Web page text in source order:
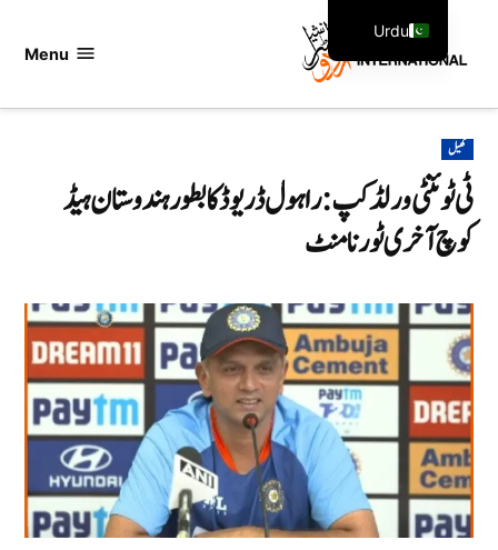
Menu
POSTED
IN
کھیل
ٹی ٹوئنٹی ورلڈ کپ : راہول ڈریوڈ کا بطور ہندوستان ہیڈ
کوچ آخری ٹورنامنٹ
Urdu
English